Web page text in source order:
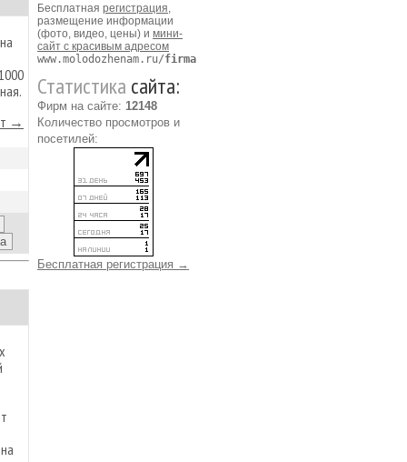
→
Бесплатная регистрация,
размещение информации
(фото, видео, цены) и мини-
сайт с красивым адресом
www.molodozhenam.ru/firma
Статистика сайта:
Фирм на сайте: 12148
Количество просмотров и
посетилей:
Бесплатная регистрация →